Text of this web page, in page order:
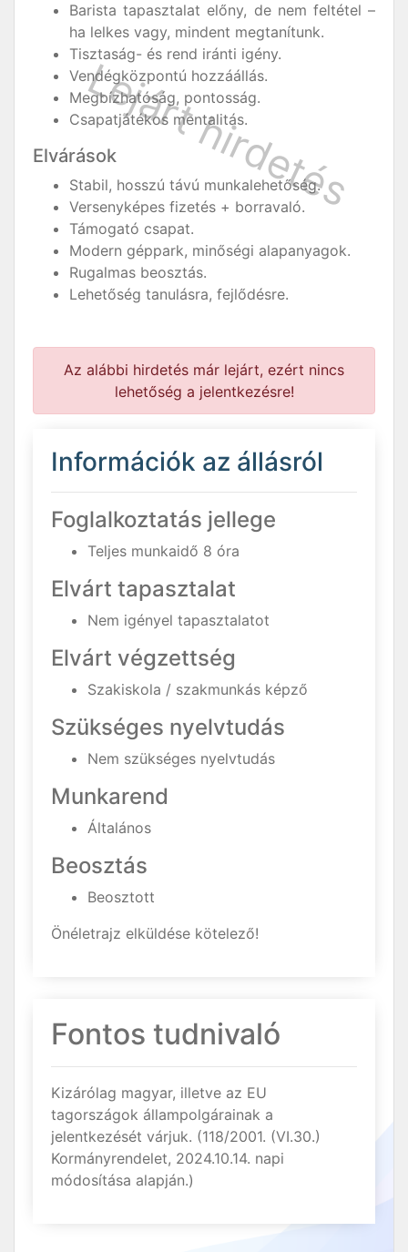
Barista tapasztalat előny, de nem feltétel –
ha lelkes vagy, mindent megtanítunk.
Tisztaság- és rend iránti igény.
Vendégközpontú hozzáállás.
Megbízhatóság, pontosság.
Csapatjátékos mentalitás.
Elvárások
Stabil, hosszú távú munkalehetőség.
Versenyképes fizetés + borravaló.
Támogató csapat.
Modern géppark, minőségi alapanyagok.
Rugalmas beosztás.
Lehetőség tanulásra, fejlődésre.
Az alábbi hirdetés már lejárt, ezért nincs
lehetőség a jelentkezésre!
Információk az állásról
Foglalkoztatás jellege
Teljes munkaidő 8 óra
Elvárt tapasztalat
Nem igényel tapasztalatot
Elvárt végzettség
Szakiskola / szakmunkás képző
Szükséges nyelvtudás
Nem szükséges nyelvtudás
Munkarend
Általános
Beosztás
Beosztott
Önéletrajz elküldése kötelező!
Fontos tudnivaló
Kizárólag magyar, illetve az EU
tagországok állampolgárainak a
jelentkezését várjuk. (118/2001. (VI.30.)
Kormányrendelet, 2024.10.14. napi
módosítása alapján.)